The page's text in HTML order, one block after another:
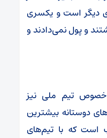
دیگر است و یکسری
و پول نمی‌دادند و
تیم ملی نیز
دوستانه بیشترین
است که با تیم‌های